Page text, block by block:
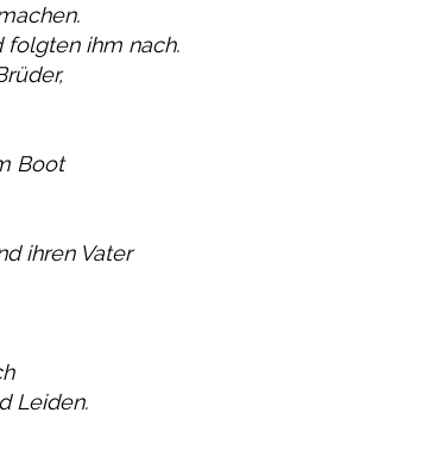
ihm nach.
Boot
ihren Vater
Leiden.